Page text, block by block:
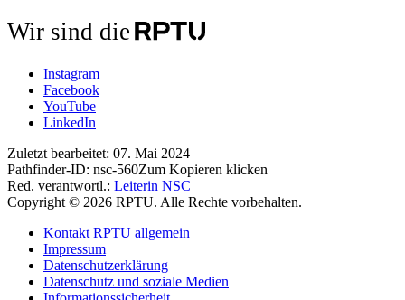
Wir sind die
Instagram
Facebook
YouTube
LinkedIn
Zuletzt bearbeitet: 07. Mai 2024
Pathfinder-ID: nsc-560Zum Kopieren klicken
Red. verantwortl.: Leiterin NSC
Copyright © 2026 RPTU. Alle Rechte vorbehalten.
Kontakt RPTU allgemein
Impressum
Datenschutzerklärung
Datenschutz und soziale Medien